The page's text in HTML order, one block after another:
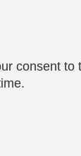
consent to